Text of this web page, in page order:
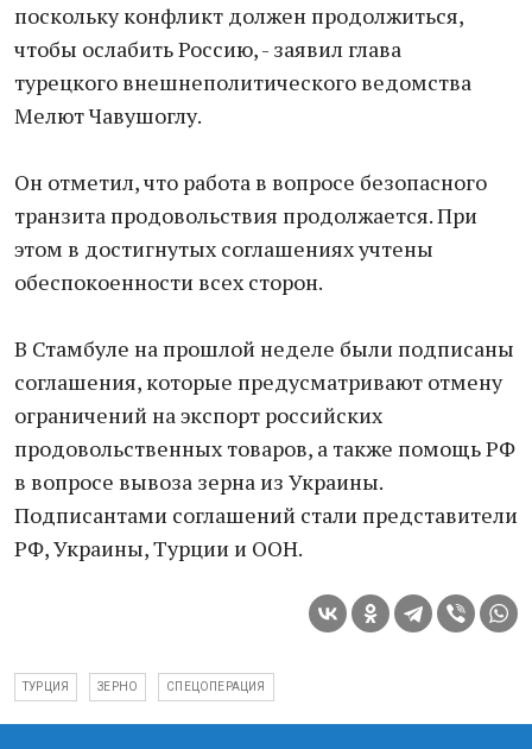
поскольку конфликт должен продолжиться,
чтобы ослабить Россию, - заявил глава
турецкого внешнеполитического ведомства
Мелют Чавушоглу.
Он отметил, что работа в вопросе безопасного
транзита продовольствия продолжается. При
этом в достигнутых соглашениях учтены
обеспокоенности всех сторон.
В Стамбуле на прошлой неделе были подписаны
соглашения, которые предусматривают отмену
ограничений на экспорт российских
продовольственных товаров, а также помощь РФ
в вопросе вывоза зерна из Украины.
Подписантами соглашений стали представители
РФ, Украины, Турции и ООН.
ТУРЦИЯ ЗЕРНО СПЕЦОПЕРАЦИЯ